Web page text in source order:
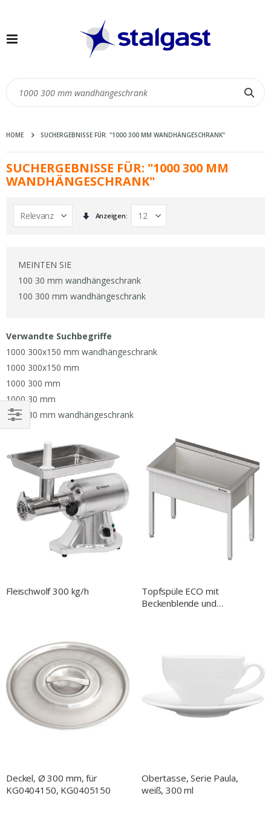
Navigation
HOME SUCHERGEBNISSE FÜR: "1000 300 MM WANDHÄNGESCHRANK"
SUCHERGEBNISSE FÜR: "1000 300 MM
WANDHÄNGESCHRANK"
In
aufsteigender
Anzeigen
MEINTEN SIE
100 30 mm wandhängeschrank
100 300 mm wandhängeschrank
Verwandte Suchbegriffe
1000 300x150 mm wandhängeschrank
1000 300x150 mm
1000 300 mm
1000 30 mm
1000 30 mm wandhängeschrank
Fleischwolf 300 kg/h
Topfspüle ECO mit
Beckenblende und
Deckel, Ø 300 mm, für
KG0404150, KG0405150
Obertasse, Serie Paula,
weiß, 300 ml
EINKAUFEN